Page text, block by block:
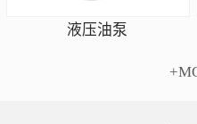
液压油泵